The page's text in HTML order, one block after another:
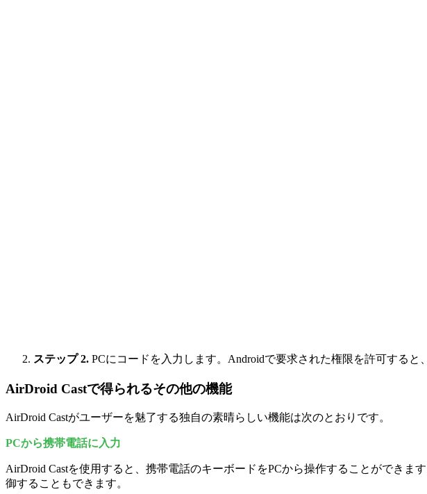
ステップ 2. PCにコードを入力します。Androidで要求された権限を許可する
AirDroid Castで得られるその他の機能
AirDroid Castがユーザーを魅了する独自の素晴らしい機能は次のとおりです。
PCから携帯電話に入力
AirDroid Castを使用すると、携帯電話のキーボードをPCから操作することができ
御することもできます。